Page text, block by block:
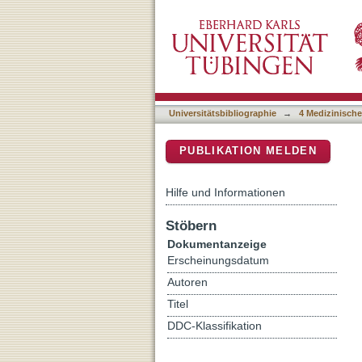
Generating iPSCs with
Keratinocytes from
Universitätsbibliographie → 4
PUBLIKATION MELDEN
Hilfe und Informationen
Stöbern
Dokumentanzeige
Erscheinungsdatum
Autoren
Titel
DDC-Klassifikation